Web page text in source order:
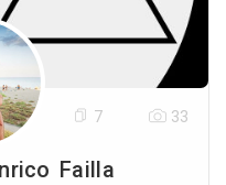
Failla
7 33